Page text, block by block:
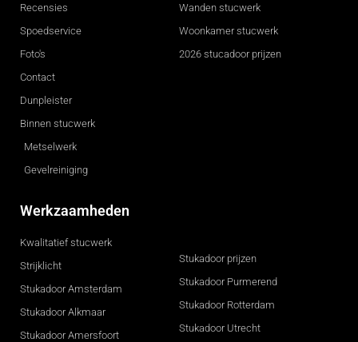
Recensies
Spoedservice
Foto's
Contact
Dunpleister
Binnen stucwerk
Metselwerk
Gevelreiniging
Wanden stucwerk
Woonkamer stucwerk
2026 stucadoor prijzen
Werkzaamheden
Kwalitatief stucwerk
Strijklicht
Stukadoor Amsterdam
Stukadoor Alkmaar
Stukadoor Amersfoort
Stukadoor prijzen
Stukadoor Purmerend
Stukadoor Rotterdam
Stukadoor Utrecht